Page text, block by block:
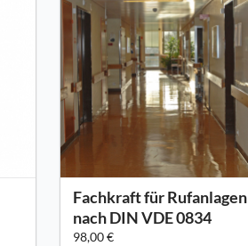
Fachkraft für Rufanlagen
nach DIN VDE 0834
98,00 €